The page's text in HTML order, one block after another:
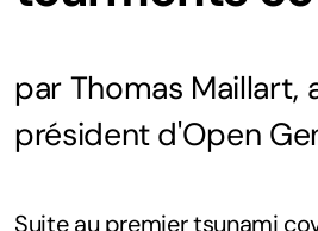
par Thomas Maillart,
président d'Open
Suite au premier tsunami
Solutions innovantes